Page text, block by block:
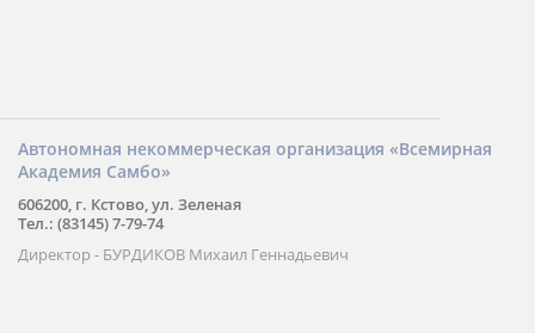
Автономная некоммерческая организация «Всемирная
Академия Самбо»
606200, г. Кстово, ул. Зеленая
Тел.: (83145) 7-79-74
Директор - БУРДИКОВ Михаил Геннадьевич